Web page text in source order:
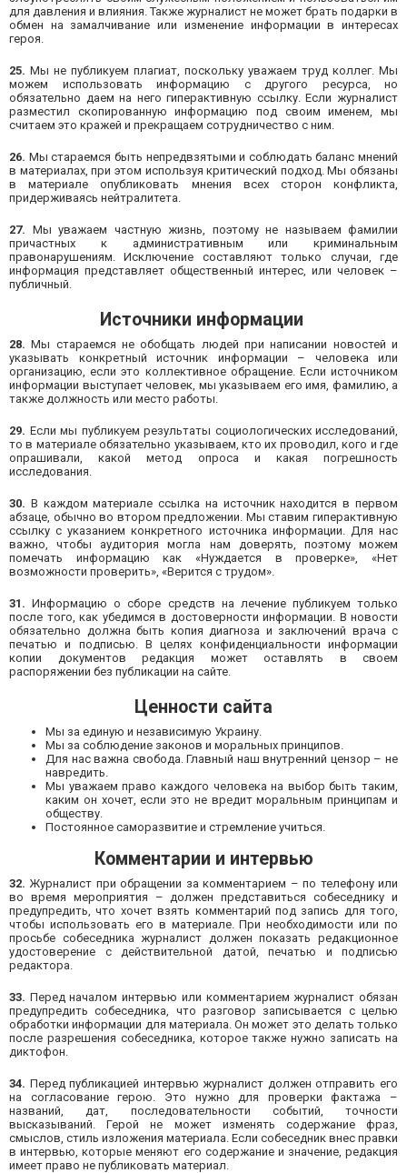
для давления и влияния. Также журналист не может брать подарки в
обмен на замалчивание или изменение информации в интересах
героя.
25. Мы не публикуем плагиат, поскольку уважаем труд коллег. Мы
можем использовать информацию с другого ресурса, но
обязательно даем на него гиперактивную ссылку. Если журналист
разместил скопированную информацию под своим именем, мы
считаем это кражей и прекращаем сотрудничество с ним.
26. Мы стараемся быть непредвзятыми и соблюдать баланс мнений
в материалах, при этом используя критический подход. Мы обязаны
в материале опубликовать мнения всех сторон конфликта,
придерживаясь нейтралитета.
27. Мы уважаем частную жизнь, поэтому не называем фамилии
причастных к административным или криминальным
правонарушениям. Исключение составляют только случаи, где
информация представляет общественный интерес, или человек –
публичный.
Источники информации
28. Мы стараемся не обобщать людей при написании новостей и
указывать конкретный источник информации – человека или
организацию, если это коллективное обращение. Если источником
информации выступает человек, мы указываем его имя, фамилию, а
также должность или место работы.
29. Если мы публикуем результаты социологических исследований,
то в материале обязательно указываем, кто их проводил, кого и где
опрашивали, какой метод опроса и какая погрешность
исследования.
30. В каждом материале ссылка на источник находится в первом
абзаце, обычно во втором предложении. Мы ставим гиперактивную
ссылку с указанием конкретного источника информации. Для нас
важно, чтобы аудитория могла нам доверять, поэтому можем
помечать информацию как «Нуждается в проверке», «Нет
возможности проверить», «Верится с трудом».
31. Информацию о сборе средств на лечение публикуем только
после того, как убедимся в достоверности информации. В новости
обязательно должна быть копия диагноза и заключений врача с
печатью и подписью. В целях конфиденциальности информации
копии документов редакция может оставлять в своем
распоряжении без публикации на сайте.
Ценности сайта
Мы за единую и независимую Украину.
Мы за соблюдение законов и моральных принципов.
Для нас важна свобода. Главный наш внутренний цензор – не
навредить.
Мы уважаем право каждого человека на выбор быть таким,
каким он хочет, если это не вредит моральным принципам и
обществу.
Постоянное саморазвитие и стремление учиться.
Комментарии и интервью
32. Журналист при обращении за комментарием – по телефону или
во время мероприятия – должен представиться собеседнику и
предупредить, что хочет взять комментарий под запись для того,
чтобы использовать его в материале. При необходимости или по
просьбе собеседника журналист должен показать редакционное
удостоверение с действительной датой, печатью и подписью
редактора.
33. Перед началом интервью или комментарием журналист обязан
предупредить собеседника, что разговор записывается с целью
обработки информации для материала. Он может это делать только
после разрешения собеседника, которое также нужно записать на
диктофон.
34. Перед публикацией интервью журналист должен отправить его
на согласование герою. Это нужно для проверки фактажа –
названий, дат, последовательности событий, точности
высказываний. Герой не может изменять содержание фраз,
смыслов, стиль изложения материала. Если собеседник внес правки
в интервью, которые меняют его содержание и значение, редакция
имеет право не публиковать материал.